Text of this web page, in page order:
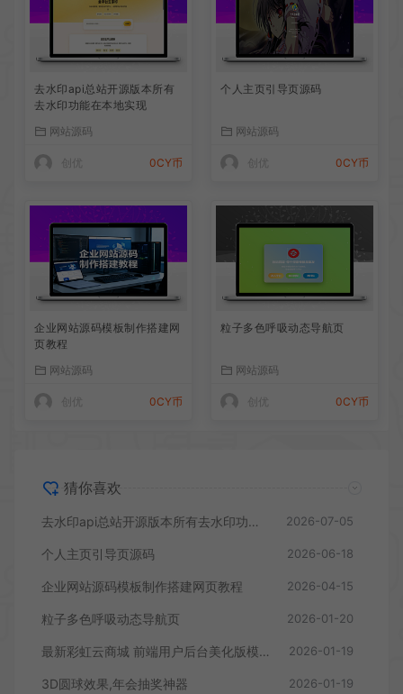
去水印api总站开源版本所有
去水印功能在本地实现
网站源码
0CY币
个人主页引导页源码
网站源码
0CY币
企业网站源码模板制作搭建网
页教程
网站源码
0CY币
粒子多色呼吸动态导航页
网站源码
0CY币
猜你喜欢
去水印api总站开源版本所有去水印功能在本地实现 2026-07-05
个人主页引导页源码 2026-06-18
企业网站源码模板制作搭建网页教程 2026-04-15
粒子多色呼吸动态导航页 2026-01-20
最新彩虹云商城 前端用户后台美化版模版源码 2026-01-19
3D圆球效果,年会抽奖神器 2026-01-19